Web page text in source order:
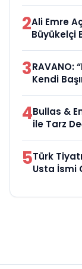
2Ali Emre
Büyükelçi
3RAVANO:
Kendi
4Bullas &
ile Tarz
5Türk
Usta İsmi